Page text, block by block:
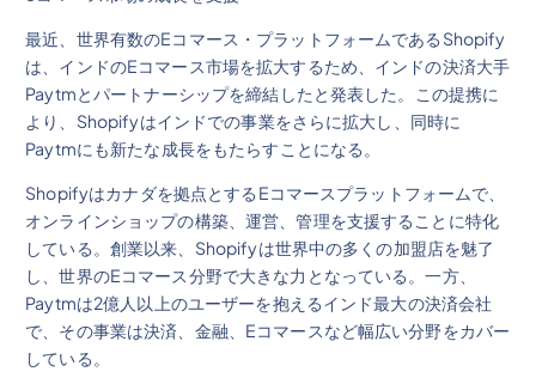
最近、世界有数のEコマース・プラットフォームであるShopify
は、インドのEコマース市場を拡大するため、インドの決済大手
Paytmとパートナーシップを締結したと発表した。この提携に
より、Shopifyはインドでの事業をさらに拡大し、同時に
Paytmにも新たな成長をもたらすことになる。
Shopifyはカナダを拠点とするEコマースプラットフォームで、
オンラインショップの構築、運営、管理を支援することに特化
している。創業以来、Shopifyは世界中の多くの加盟店を魅了
し、世界のEコマース分野で大きな力となっている。一方、
Paytmは2億人以上のユーザーを抱えるインド最大の決済会社
で、その事業は決済、金融、Eコマースなど幅広い分野をカバー
している。